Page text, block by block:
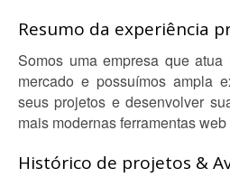
Resumo da experiência
Somos uma empresa que
mercado e possuímos ampla
seus projetos e desenvolver
mais modernas ferramentas
Histórico de projetos &